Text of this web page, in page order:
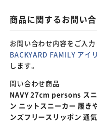
商品に関するお問い
お問い合わせ内容をご入力
BACKYARD FAMILY アイ
します。
問い合わせ商品
NAVY 27cm persons ス
ン ニットスニーカー 履き
ンズフリースリッポン 通